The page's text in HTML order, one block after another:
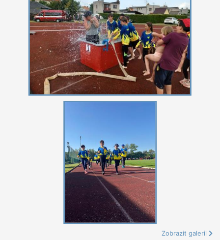
Zobrazit galerii